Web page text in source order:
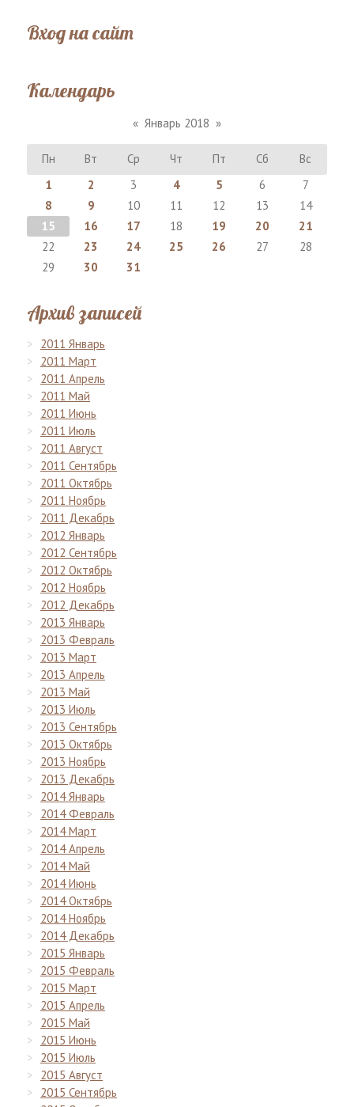
Вход на сайт
Календарь
« Январь 2018 »
Пн Вт Ср Чт Пт Сб
Вс
1
2 3 4 5 6
7
8
9 10 11 12 13
14
15
16 17 18 19 20
21
22
23 24 25 26 27
28
29
30 31
Архив записей
2011 Январь
2011 Март
2011 Апрель
2011 Май
2011 Июнь
2011 Июль
2011 Август
2011 Сентябрь
2011 Октябрь
2011 Ноябрь
2011 Декабрь
2012 Январь
2012 Сентябрь
2012 Октябрь
2012 Ноябрь
2012 Декабрь
2013 Январь
2013 Февраль
2013 Март
2013 Апрель
2013 Май
2013 Июль
2013 Сентябрь
2013 Октябрь
2013 Ноябрь
2013 Декабрь
2014 Январь
2014 Февраль
2014 Март
2014 Апрель
2014 Май
2014 Июнь
2014 Октябрь
2014 Ноябрь
2014 Декабрь
2015 Январь
2015 Февраль
2015 Март
2015 Апрель
2015 Май
2015 Июнь
2015 Июль
2015 Август
2015 Сентябрь